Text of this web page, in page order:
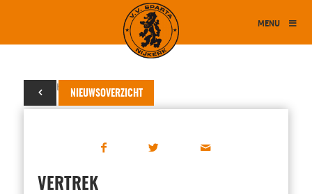
MENU
NIEUWSOVERZICHT
07 oktober 2024
VERTREK